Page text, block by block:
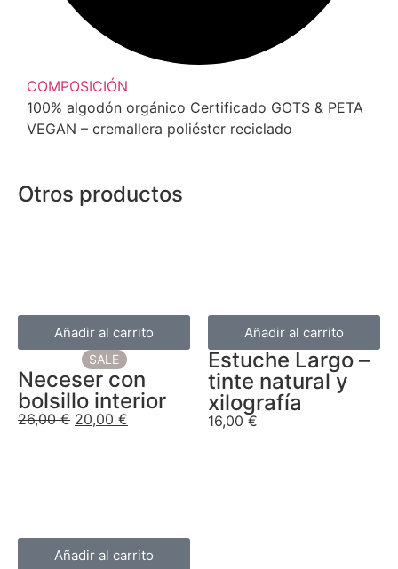
COMPOSICIÓN
100% algodón orgánico Certificado GOTS & PETA
VEGAN – cremallera poliéster reciclado
Otros productos
Añadir al carrito
SALE
Neceser con
bolsillo interior
26,00€ 20,00 €
Añadir al carrito
Estuche Largo –
tinte natural y
xilografía
16,00 €
Añadir al carrito